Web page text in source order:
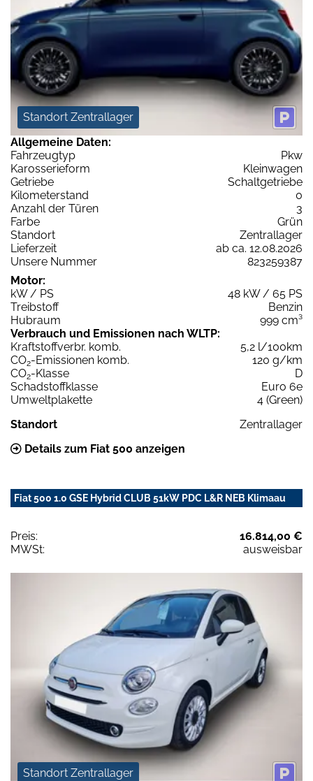
Standort Zentrallager
Allgemeine Daten:
Fahrzeugtyp
Pkw
Karosserieform
Kleinwagen
Getriebe
Schaltgetriebe
Kilometerstand
0
Anzahl der Türen
3
Farbe
Grün
Standort
Zentrallager
Lieferzeit
ab ca. 12.08.2026
Unsere Nummer
823259387
Motor:
kW / PS
48 kW / 65 PS
Treibstoff
Benzin
Hubraum
999 cm³
Verbrauch und Emissionen nach WLTP:
Kraftstoffverbr. komb.
5,2 l/100km
CO2-Emissionen komb.
120 g/km
CO2-Klasse
D
Schadstoffklasse
Euro 6e
Umweltplakette
4 (Green)
Standort
Zentrallager
Details zum Fiat 500 anzeigen
Fiat 500 1.0 GSE Hybrid CLUB 51kW PDC L&R NEB Klimaau
Preis:
16.814,00 €
MWSt:
ausweisbar
Standort Zentrallager